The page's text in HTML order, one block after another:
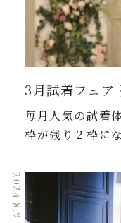
3月試着フェア
毎月人気の試着
枠が残り２枠に
2024.8.9